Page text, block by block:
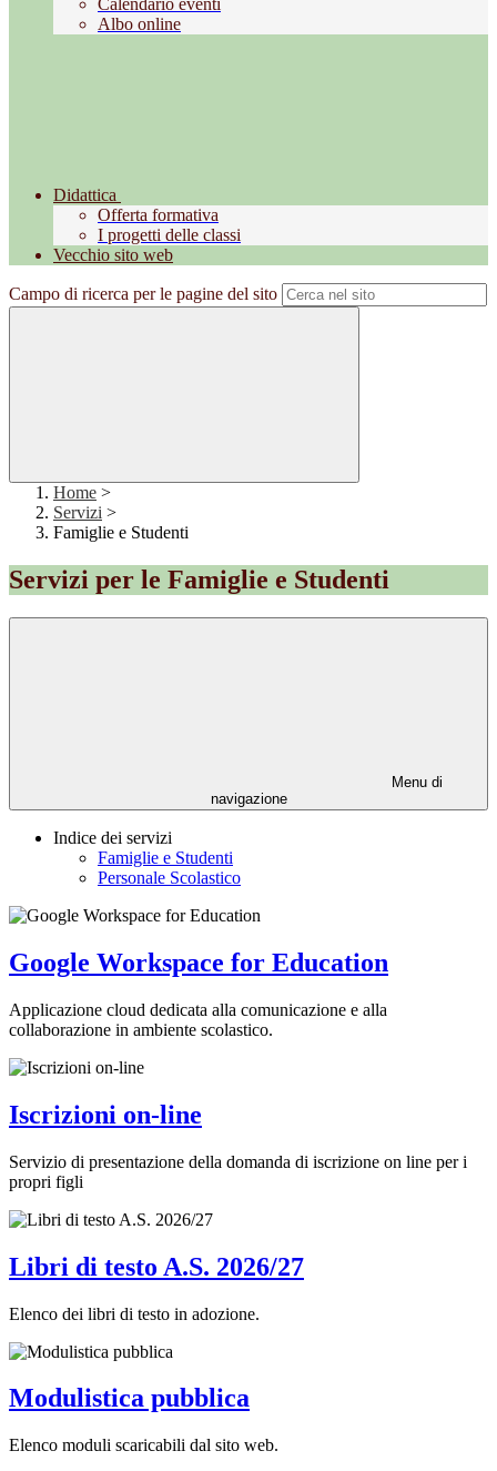
Calendario eventi
Albo online
Didattica
Offerta formativa
I progetti delle classi
Vecchio sito web
Campo di ricerca per le pagine del sito
Home >
Servizi >
Famiglie e Studenti
Servizi per le Famiglie e Studenti
Menu di
navigazione
Indice dei servizi
Famiglie e Studenti
Personale Scolastico
Google Workspace for Education
Applicazione cloud dedicata alla comunicazione e alla
collaborazione in ambiente scolastico.
Iscrizioni on-line
Servizio di presentazione della domanda di iscrizione on line per i
propri figli
Libri di testo A.S. 2026/27
Elenco dei libri di testo in adozione.
Modulistica pubblica
Elenco moduli scaricabili dal sito web.